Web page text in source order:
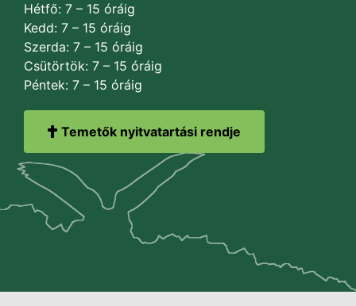
Hétfő: 7 – 15 óráig
Kedd: 7 – 15 óráig
Szerda: 7 – 15 óráig
Csütörtök: 7 – 15 óráig
Péntek: 7 – 15 óráig
Temetők nyitvatartási rendje